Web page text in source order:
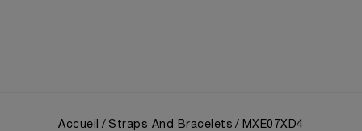
Accueil Straps And Bracelets MXE07XD4